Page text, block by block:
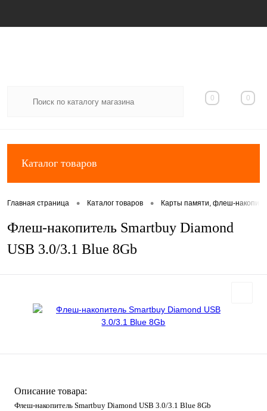
0 0
Каталог товаров
Главная страница • Каталог товаров • Карты памяти, флеш-
Флеш-накопитель Smartbuy Diamond
USB 3.0/3.1 Blue 8Gb
Описание товара:
Флеш-накопитель Smartbuy Diamond USB 3.0/3.1 Blue 8Gb